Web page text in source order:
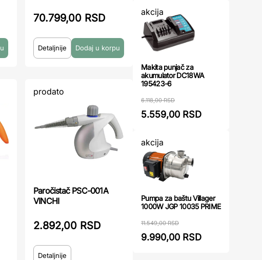
70.799,00 RSD
Detaljnije
prodato
Paročistač PSC-001A
VINCHI
2.892,00 RSD
Detaljnije
akcija
Makita punjač za
akumulator DC18WA
195423-6
6.118,00 RSD
5.559,00 RSD
akcija
Pumpa za baštu Villager
1000W JGP 10035 PRIME
11.549,00 RSD
9.990,00 RSD